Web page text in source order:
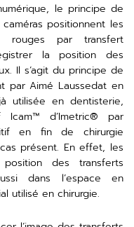
le principe de
positionnent les
rouges par transfert
la position des
Il s’agit du principe de
par Aimé Laussedat en
utilisée en dentisterie,
Icam™️ d’Imetric® par
en fin de chirurgie
présent. En effet, les
des transferts
dans l’espace en
utilisé en chirurgie.